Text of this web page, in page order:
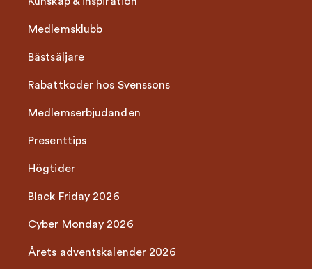
Medlemsklubb
Bästsäljare
Rabattkoder hos Svenssons
Medlemserbjudanden
Presenttips
Högtider
Black Friday 2026
Cyber Monday 2026
Årets adventskalender 2026